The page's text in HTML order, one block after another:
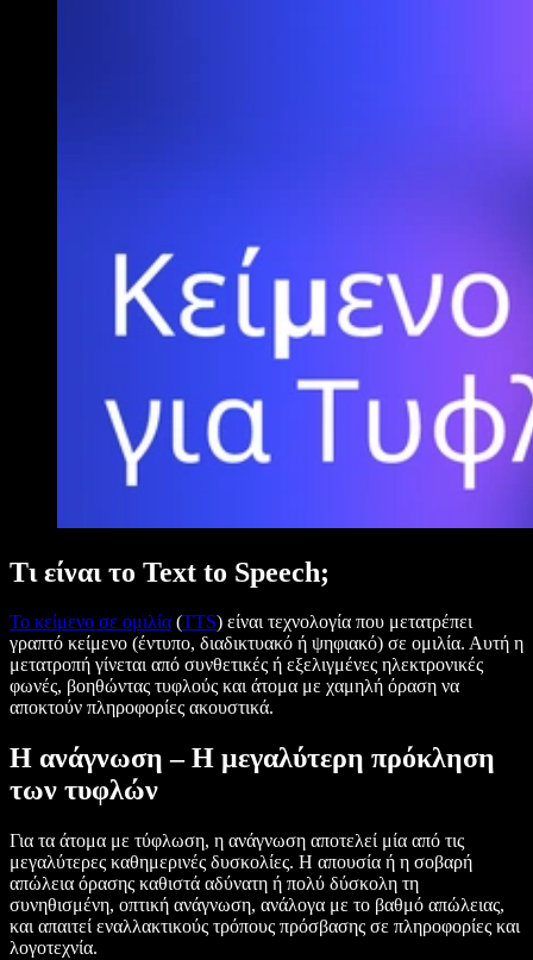
Τι είναι το Text to Speech;
Το κείμενο σε ομιλία (TTS) είναι τεχνολογία που μετατρέπει
γραπτό κείμενο (έντυπο, διαδικτυακό ή ψηφιακό) σε ομιλία. Αυτή η
μετατροπή γίνεται από συνθετικές ή εξελιγμένες ηλεκτρονικές
φωνές, βοηθώντας τυφλούς και άτομα με χαμηλή όραση να
αποκτούν πληροφορίες ακουστικά.
Η ανάγνωση – Η μεγαλύτερη πρόκληση
των τυφλών
Για τα άτομα με τύφλωση, η ανάγνωση αποτελεί μία από τις
μεγαλύτερες καθημερινές δυσκολίες. Η απουσία ή η σοβαρή
απώλεια όρασης καθιστά αδύνατη ή πολύ δύσκολη τη
συνηθισμένη, οπτική ανάγνωση, ανάλογα με το βαθμό απώλειας,
και απαιτεί εναλλακτικούς τρόπους πρόσβασης σε πληροφορίες και
λογοτεχνία.